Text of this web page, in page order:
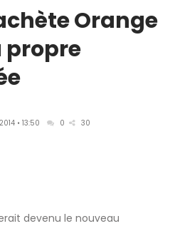
Orange
propre
• 13:50 0 30
devenu le nouveau